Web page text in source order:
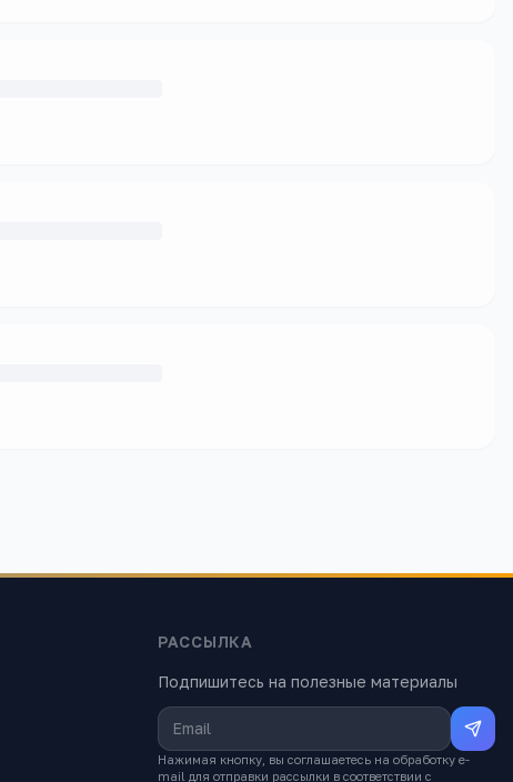
РАССЫЛКА
Подпишитесь на полезные материалы
Нажимая кнопку, вы соглашаетесь на обработку e-
mail для отправки рассылки в соответствии с